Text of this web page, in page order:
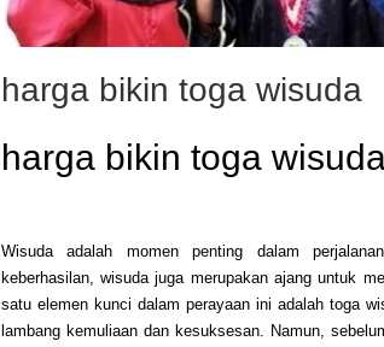
harga bikin toga wisuda
harga bikin toga
Wisuda adalah momen penting dalam
keberhasilan, wisuda juga merupakan ajang untuk
satu elemen kunci dalam perayaan ini adalah toga
lambang kemuliaan dan kesuksesan. Namun,